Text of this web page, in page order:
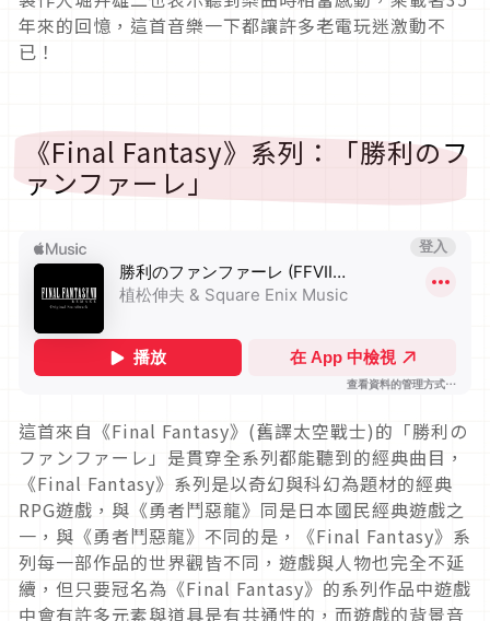
年來的回憶，這首音樂一下都讓許多老電玩迷激動不
已！
《Final Fantasy》系列：「勝利のフ
ァンファーレ」
這首來自《Final Fantasy》(舊譯太空戰士)的「勝利の
ファンファーレ」是貫穿全系列都能聽到的經典曲目，
《Final Fantasy》系列是以奇幻與科幻為題材的經典
RPG遊戲，與《勇者鬥惡龍》同是日本國民經典遊戲之
一，與《勇者鬥惡龍》不同的是，《Final Fantasy》系
列每一部作品的世界觀皆不同，遊戲與人物也完全不延
續，但只要冠名為《Final Fantasy》的系列作品中遊戲
中會有許多元素與道具是有共通性的，而遊戲的背景音